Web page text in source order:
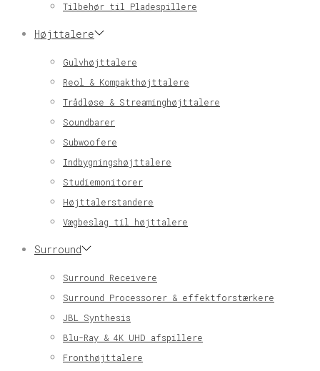
Tilbehør til Pladespillere
Højttalere
Gulvhøjttalere
Reol & Kompakthøjttalere
Trådløse & Streaminghøjttalere
Soundbarer
Subwoofere
Indbygningshøjttalere
Studiemonitorer
Højttalerstandere
Vægbeslag til højttalere
Surround
Surround Receivere
Surround Processorer & effektforstærkere
JBL Synthesis
Blu-Ray & 4K UHD afspillere
Fronthøjttalere